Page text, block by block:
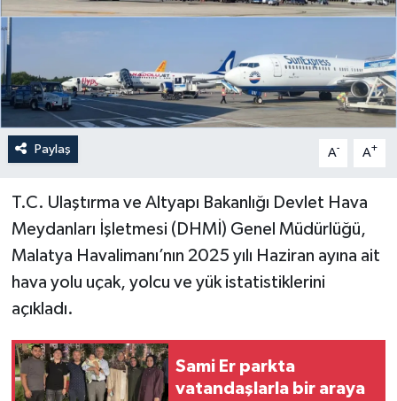
Paylaş A- A+
T.C. Ulaştırma ve Altyapı Bakanlığı Devlet Hava
Meydanları İşletmesi (DHMİ) Genel Müdürlüğü,
Malatya Havalimanı’nın 2025 yılı Haziran ayına ait
hava yolu uçak, yolcu ve yük istatistiklerini
açıkladı.
Sami Er parkta
vatandaşlarla bir araya
Spor
Yaşam